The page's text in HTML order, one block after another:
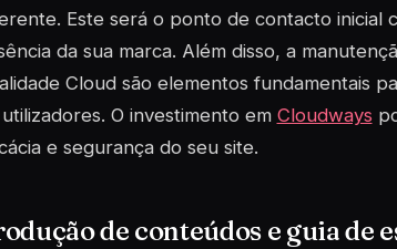
Este será o ponto de contacto inicial
da sua marca. Além disso, a
Cloud são elementos fundamentais
O investimento em Cloudways
e segurança do seu site.
de conteúdos e guia de